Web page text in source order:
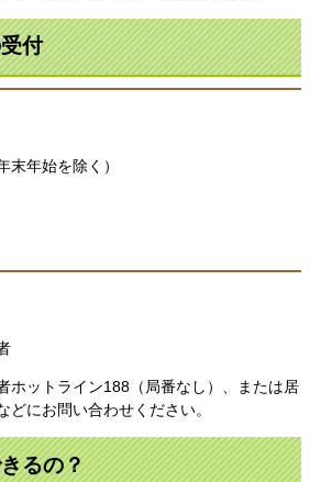
付
末年始を除く）
ホットライン188（局番なし）、または居
にお問い合わせください。
るの？